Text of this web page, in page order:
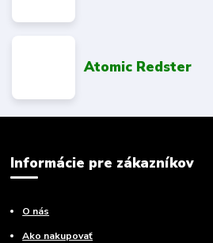
Atomic Redster
Informácie pre zákazníkov
O nás
Ako nakupovať